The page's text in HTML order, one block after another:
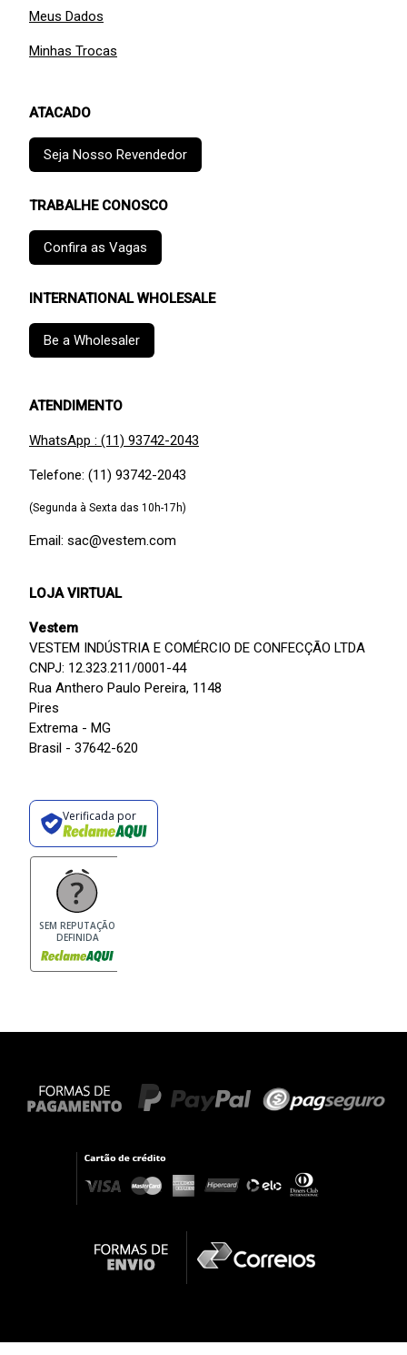
Meus Dados
Minhas Trocas
ATACADO
Seja Nosso Revendedor
TRABALHE CONOSCO
Confira as Vagas
INTERNATIONAL WHOLESALE
Be a Wholesaler
ATENDIMENTO
WhatsApp : (11) 93742-2043
Telefone: (11) 93742-2043
(Segunda à Sexta das 10h-17h)
Email: sac@vestem.com
LOJA VIRTUAL
Vestem
VESTEM INDÚSTRIA E COMÉRCIO DE CONFECÇÃO LTDA
CNPJ: 12.323.211/0001-44
Rua Anthero Paulo Pereira, 1148
Pires
Extrema - MG
Brasil - 37642-620
Verificada por
SEM REPUTAÇÃO
DEFINIDA